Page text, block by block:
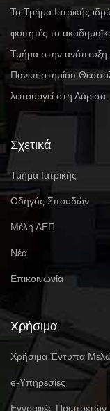
Το Τμήμα Ιατρικής
φοιτητές το
Τμήμα στην ανάπτυξη
Πανεπιστημίου
λειτουργεί στη Λάρισα.
Σχετικά
Τμήμα Ιατρικής
Οδηγός Σπουδών
Μέλη ΔΕΠ
Νέα
Επικοινωνία
Χρήσιμα
Χρήσιμα Έντυπα
e-Υπηρεσίες
Eγγραφές Πρωτοετών